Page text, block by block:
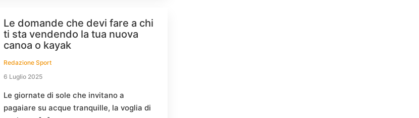
Le domande che devi fare a chi
ti sta vendendo la tua nuova
canoa o kayak
Redazione Sport
6 Luglio 2025
Le giornate di sole che invitano a
pagaiare su acque tranquille, la voglia di